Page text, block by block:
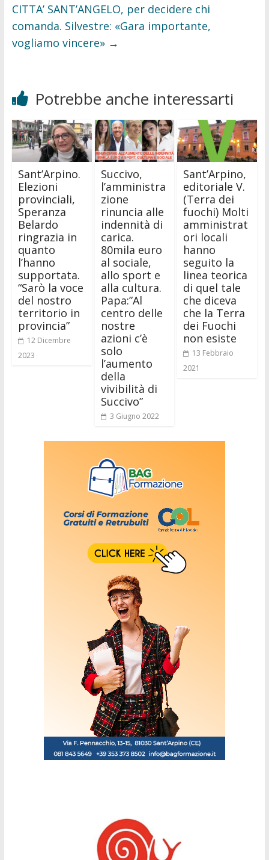
CITTA’ SANT’ANGELO, per decidere chi
comanda. Silvestre: «Gara importante,
vogliamo vincere» →
Potrebbe anche interessarti
Sant’Arpino.
Elezioni
provinciali,
Speranza
Belardo
ringrazia in
quanto
l’hanno
supportata.
“Sarò la voce
del nostro
territorio in
provincia”
12 Dicembre
2023
Succivo,
l’amministra
zione
rinuncia alle
indennità di
carica.
80mila euro
al sociale,
allo sport e
alla cultura.
Papa:”Al
centro delle
nostre
azioni c’è
solo
l’aumento
della
vivibilità di
Succivo”
3 Giugno 2022
Sant’Arpino,
editoriale V.
(Terra dei
fuochi) Molti
amministrat
ori locali
hanno
seguito la
linea teorica
di quel tale
che diceva
che la Terra
dei Fuochi
non esiste
13 Febbraio
2021